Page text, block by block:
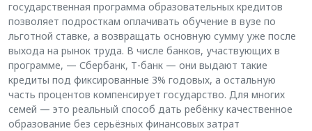
государственная программа образовательных кредитов
позволяет подросткам оплачивать обучение в вузе по
льготной ставке, а возвращать основную сумму уже после
выхода на рынок труда. В числе банков, участвующих в
программе, — Сбербанк, Т-банк — они выдают такие
кредиты под фиксированные 3% годовых, а остальную
часть процентов компенсирует государство. Для многих
семей — это реальный способ дать ребёнку качественное
образование без серьёзных финансовых затрат